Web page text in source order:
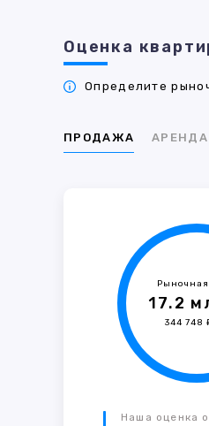
Оценка
Определите
ПРОДАЖА АРЕНДА
17.2
344 748
Наша оценка